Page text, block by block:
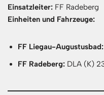
Einsatzleiter: FF Radeberg
Einheiten und Fahrzeuge:
FF Liegau-Augustusbad:
FF Radeberg: DLA (K)